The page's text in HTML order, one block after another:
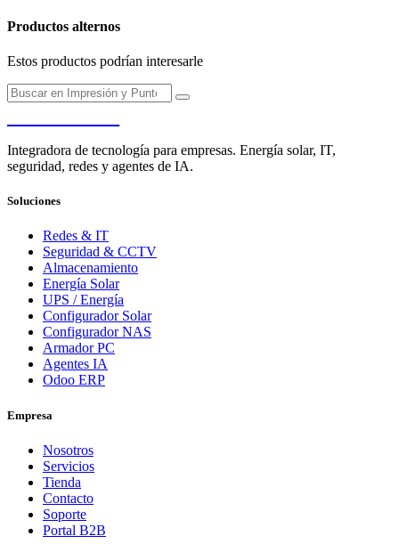
Productos alternos
Estos productos podrían interesarle
Integradora de tecnología para empresas. Energía solar, IT,
seguridad, redes y agentes de IA.
Soluciones
Redes & IT
Seguridad & CCTV
Almacenamiento
Energía Solar
UPS / Energía
Configurador Solar
Configurador NAS
Armador PC
Agentes IA
Odoo ERP
Empresa
Nosotros
Servicios
Tienda
Contacto
Soporte
Portal B2B